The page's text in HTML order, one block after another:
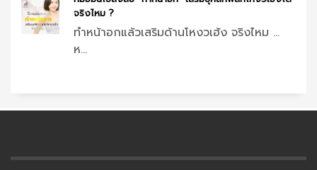
จริงไหม ?
ทำหน้าอกแล้วเสริมด้านโหงวเฮ้ง จริงไหม …
ห...